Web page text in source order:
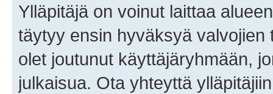
Ylläpitäjä on voinut laittaa
täytyy ensin hyväksyä
olet joutunut käyttäjäryhmään,
julkaisua. Ota yhteyttä